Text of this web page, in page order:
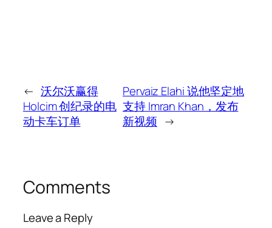
← 沃尔沃赢得
Holcim 创纪录的电
动卡车订单
Pervaiz Elahi 说他坚定地
支持 Imran Khan，发布
新视频 →
Comments
Leave a Reply